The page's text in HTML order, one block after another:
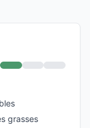
grasses